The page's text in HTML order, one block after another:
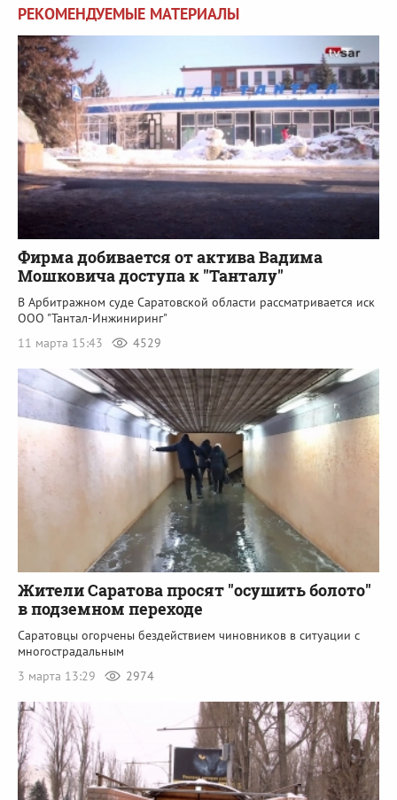
РЕКОМЕНДУЕМЫЕ МАТЕРИАЛЫ
Фирма добивается от актива Вадима
Мошковича доступа к "Танталу"
В Арбитражном суде Саратовской области рассматривается иск
ООО "Тантал-Инжиниринг"
11 марта 15:43
4529
Жители Саратова просят "осушить болото"
в подземном переходе
Саратовцы огорчены бездействием чиновников в ситуации с
многострадальным
3 марта 13:29
2974